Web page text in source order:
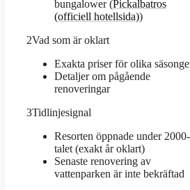
bungalower (Pickalbatros
(officiell hotellsida))
2Vad som är oklart
Exakta priser för olika
Detaljer om pågående
renoveringar
3Tidlinjesignal
Resorten öppnade under 2000-
talet (exakt år oklart)
Senaste renovering av
vattenparken är inte bekräftad